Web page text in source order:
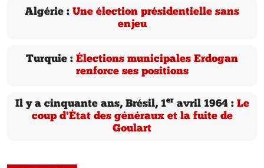
Algérie : Une élection présidentielle sans
enjeu
Turquie : Élections municipales Erdogan
renforce ses positions
Il y a cinquante ans, Brésil, 1eravril 1964 : Le
coup d'État des généraux et la fuite de
Goulart